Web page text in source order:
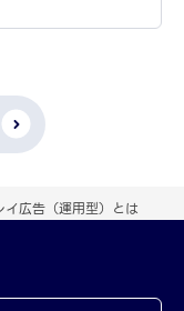
イ広告（運用型）とは